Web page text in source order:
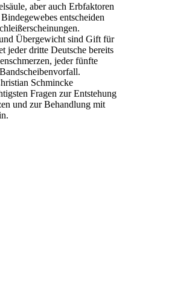
aber auch Erbfaktoren
entscheiden
Übergewicht sind Gift für
jeder dritte Deutsche bereits
jeder fünfte
Schmincke
Fragen zur Entstehung
und zur Behandlung mit